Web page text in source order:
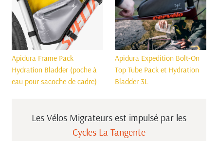
Apidura Frame Pack
Hydration Bladder (poche à
eau pour sacoche de cadre)
Apidura Expedition Bolt-On
Top Tube Pack et Hydration
Bladder 3L
Les Vélos Migrateurs est impulsé par les
Cycles La Tangente